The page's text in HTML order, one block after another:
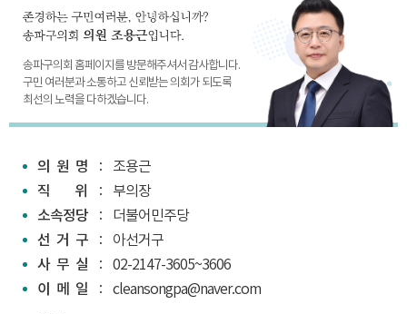
송파구의회 홈페이지를 방문해주셔서 감사합니다.
구민 여러분과 소통하고 신뢰받는 의회가 되도록
최선의 노력을 다하겠습니다.
의원명
조용근
직위
부의장
소속정당
더불어민주당
선거구
아선거구
사무실
02-2147-3605~3606
이메일
cleansongpa@naver.com